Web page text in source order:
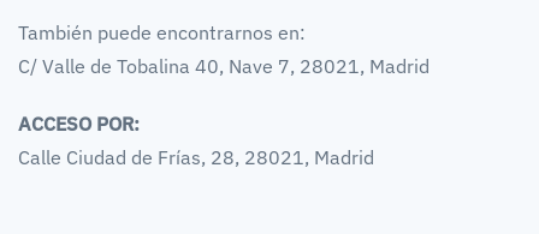
También puede encontrarnos en:
C/ Valle de Tobalina 40, Nave 7, 28021, Madrid
ACCESO POR:
Calle Ciudad de Frías, 28, 28021, Madrid